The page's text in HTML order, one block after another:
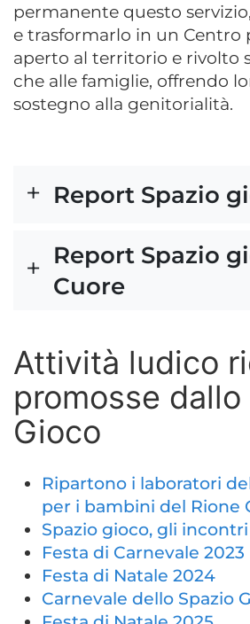
permanente questo
e trasformarlo in un Centro
aperto al territorio e rivolto
che alle famiglie, offrendo
sostegno alla genitorialità.
Report Spazio
Report Spazio
Cuore
Attività ludico
promosse dallo
Gioco
Ripartono i laboratori
per i bambini del Rione
Spazio gioco, gli
Festa di Carnevale 2023
Festa di Natale 2024
Carnevale dello Spazio